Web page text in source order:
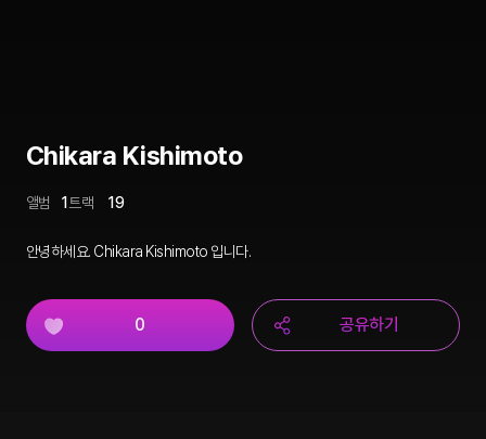
Chikara Kishimoto
앨범 1 트랙 19
안녕하세요. Chikara Kishimoto 입니다.
0 공유하기